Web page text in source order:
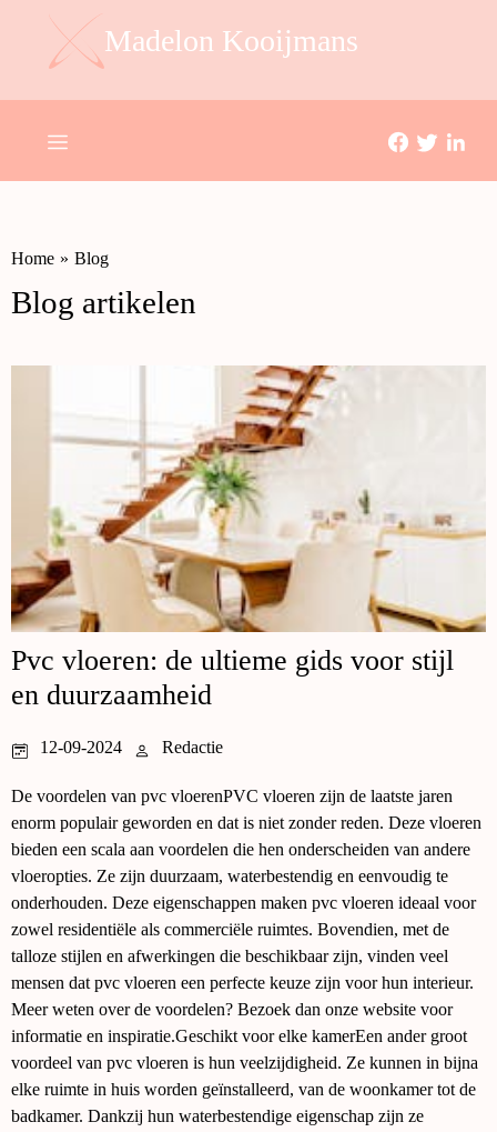
Madelon Kooijmans
Home » Blog
Blog artikelen
Pvc vloeren: de ultieme gids voor stijl
en duurzaamheid
12-09-2024 Redactie
De voordelen van pvc vloerenPVC vloeren zijn de laatste jaren
enorm populair geworden en dat is niet zonder reden. Deze vloeren
bieden een scala aan voordelen die hen onderscheiden van andere
vloeropties. Ze zijn duurzaam, waterbestendig en eenvoudig te
onderhouden. Deze eigenschappen maken pvc vloeren ideaal voor
zowel residentiële als commerciële ruimtes. Bovendien, met de
talloze stijlen en afwerkingen die beschikbaar zijn, vinden veel
mensen dat pvc vloeren een perfecte keuze zijn voor hun interieur.
Meer weten over de voordelen? Bezoek dan onze website voor
informatie en inspiratie.Geschikt voor elke kamerEen ander groot
voordeel van pvc vloeren is hun veelzijdigheid. Ze kunnen in bijna
elke ruimte in huis worden geïnstalleerd, van de woonkamer tot de
badkamer. Dankzij hun waterbestendige eigenschap zijn ze